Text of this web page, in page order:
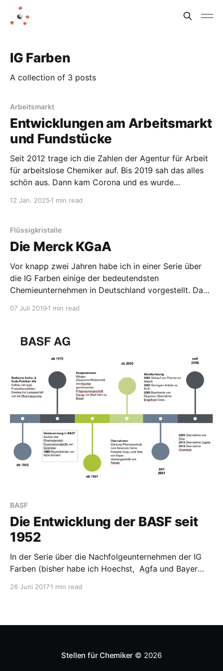
IG Farben
A collection of 3 posts
Arbeitsmarkt
Entwicklungen am Arbeitsmarkt
und Fundstücke
Seit 2012 trage ich die Zahlen der Agentur für Arbeit
für arbeitslose Chemiker auf. Bis 2019 sah das alles
schön aus. Dann kam Corona und es wurde
Höchststand während der
12 Jan. 2025 1 min read
Flüssigkristalle
Die Merck KGaA
Vor knapp zwei Jahren habe ich in einer Serie über
die IG Farben einige der bedeutendsten
Chemieunternehmen in Deutschland vorgestellt. Das
KGaA, schreiben. Ursprünglich kommt sie eher aus
07 Juli 2019 1 min read
BASF
Die Entwicklung der BASF seit
1952
In der Serie über die Nachfolgeunternehmen der IG
Farben (bisher habe ich Hoechst, Agfa und Bayer
mit besonderem Blick auf große oder Megafusionen.
Soda-Fabrik AG neu,
26 Juni 20171 min read
Stellen für Chemiker © 2026